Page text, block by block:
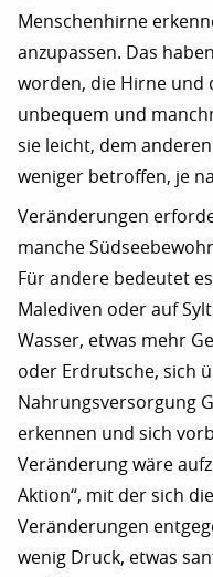
Menschenhirne
anzupassen. Das
worden, die Hirne und
unbequem und
sie leicht, dem
weniger betroffen, je
Veränderungen
manche
Für andere bedeutet
Malediven oder auf
Wasser, etwas mehr
oder Erdrutsche, sich
Nahrungsversorgung
erkennen und sich
Veränderung wäre
Aktion“, mit der sich
Veränderungen
wenig Druck, etwas